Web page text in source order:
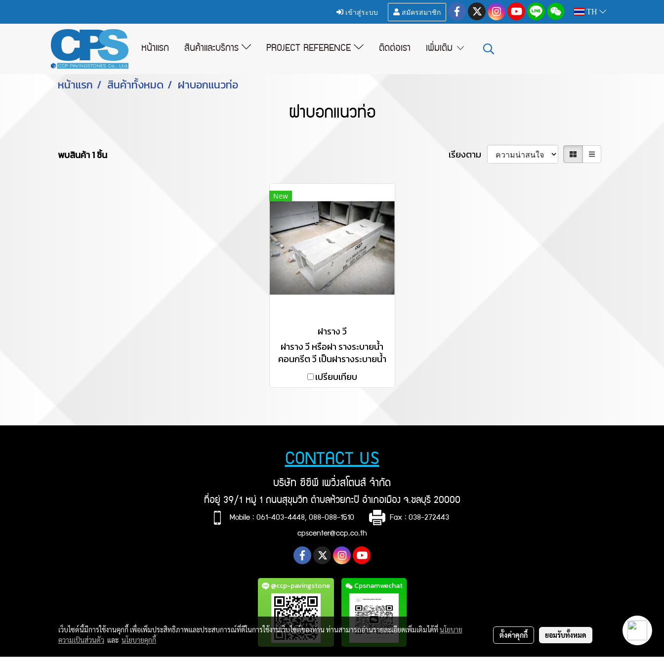
เข้าสู่ระบบ สมัครสมาชิก TH
หน้าแรก สินค้าและบริการ PROJECT REFERENCE ติดต่อเรา เพิ่มเติม
หน้าแรก สินค้าทั้งหมด ฝาบอกแนวท่อ
ฝาบอกแนวท่อ
พบสินค้า 1 ชิ้น เรียงตาม
New
ฝาราง วี
ฝาราง วี หรือฝา รางระบายน้ำ
คอนกรีต วี เป็นฝารางระบายน้ำ
ที่มาพร้อม ร่องรางวี และ ช่อง
ระบายน้ำ ลงรางระบายน้ำ
ระบายน้ำ 40 CM
เปรียบเทียบ
CONTACT US
บริษัท ซีซีพี เพวิ่งสโตนส์ จำกัด
ที่อยู่ 39/1 หมู่ 1 ถนนสุขุมวิท ตำบลห้วยกะปิ อำเภอเมือง จ.ชลบุรี 20000
Mobile : 061-403-4448, 088-088-1510 Fax : 038-272443
cpscenter@ccp.co.th
@ccp-pavingstone Cpsnamwechat
เว็บไซต์นี้มีการใช้งานคุกกี้ เพื่อเพิ่มประสิทธิภาพและประสบการณ์ที่ดีในการใช้งานเว็บไซต์ของท่าน ท่านสามารถอ่านรายละเอียดเพิ่มเติมได้ที่นโยบาย
ความเป็นส่วนตัว และ นโยบายคุกกี้
ตั้งค่าคุกกี้ ยอมรับทั้งหมด